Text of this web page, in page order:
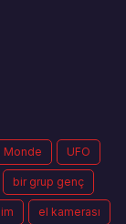
Monde UFO
bir grup genç
el kamerası